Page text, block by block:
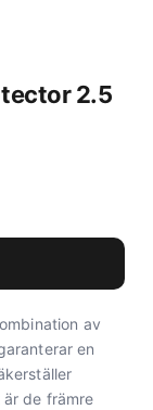
2.5
av
en
de främre